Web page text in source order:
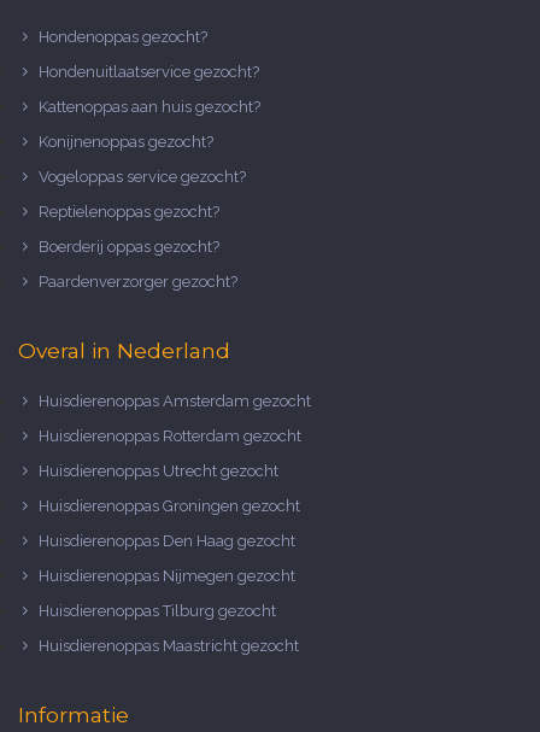
Hondenoppas gezocht?
Hondenuitlaatservice gezocht?
Kattenoppas aan huis gezocht?
Konijnenoppas gezocht?
Vogeloppas service gezocht?
Reptielenoppas gezocht?
Boerderij oppas gezocht?
Paardenverzorger gezocht?
Overal in Nederland
Huisdierenoppas Amsterdam gezocht
Huisdierenoppas Rotterdam gezocht
Huisdierenoppas Utrecht gezocht
Huisdierenoppas Groningen gezocht
Huisdierenoppas Den Haag gezocht
Huisdierenoppas Nijmegen gezocht
Huisdierenoppas Tilburg gezocht
Huisdierenoppas Maastricht gezocht
Informatie